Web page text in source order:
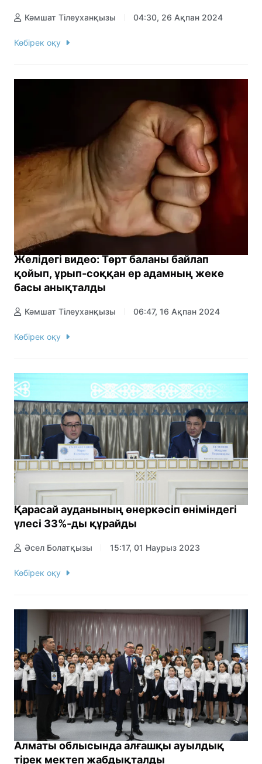
Кәмшат Тілеуханқызы 04:30, 26 Ақпан 2024
Көбірек оқу
Желідегі видео: Төрт баланы байлап
қойып, ұрып-соққан ер адамның жеке
басы анықталды
Кәмшат Тілеуханқызы 06:47, 16 Ақпан 2024
Көбірек оқу
Қарасай ауданының өнеркәсіп өніміндегі
үлесі 33%-ды құрайды
Әсел Болатқызы 15:17, 01 Наурыз 2023
Көбірек оқу
Алматы облысында алғашқы ауылдық
тірек мектеп жабдықталды